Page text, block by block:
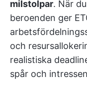
milstolpar. När
beroenden ger
och
realistiska
spår och